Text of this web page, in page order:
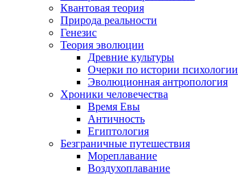
Квантовая теория
Природа реальности
Генезис
Теория эволюции
Древние культуры
Очерки по истории психологии
Эволюционная антропология
Хроники человечества
Время Евы
Античность
Египтология
Безграничные путешествия
Мореплавание
Воздухоплавание